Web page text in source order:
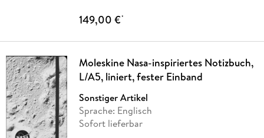
149,00 €*
Moleskine Nasa-inspiriertes Notizbuch,
L/A5, liniert, fester Einband
Sonstiger Artikel
Sprache: Englisch
Sofort lieferbar